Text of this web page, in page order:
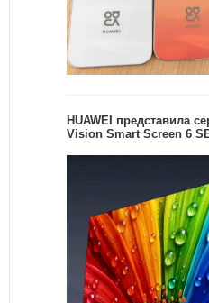
HUAWEI представила
Vision Smart Screen 6